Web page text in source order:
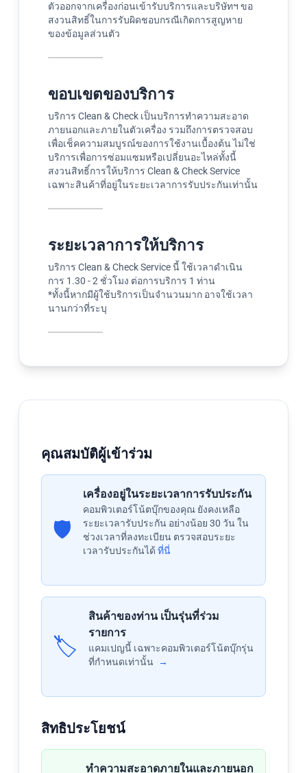
ตัวออกจากเครื่องก่อนเข้ารับบริการและบริษัทฯ ขอ
สงวนสิทธิ์ในการรับผิดชอบกรณีเกิดการสูญหาย
ของข้อมูลส่วนตัว
ขอบเขตของบริการ
บริการ Clean & Check เป็นบริการทำความสะอาด
ภายนอกและภายในตัวเครื่อง รวมถึงการตรวจสอบ
เพื่อเช็คความสมบูรณ์ของการใช้งานเบื้องต้น ไม่ใช่
บริการเพื่อการซ่อมแซมหรือเปลี่ยนอะไหล่​ ทั้งนี้
สงวนสิทธิ์การให้บริการ Clean & Check Service
เฉพาะสินค้าที่อยู่ในระยะเวลาการรับประกันเท่านั้น
ระยะเวลาการให้บริการ
บริการ Clean & Check Service นี้ ใช้เวลาดำเนิน
การ 1.30 - 2 ชั่วโมง ต่อการบริการ 1 ท่าน
*ทั้งนี้หากมีผู้ใช้บริการเป็นจำนวนมาก อาจใช้เวลา
นานกว่าที่ระบุ
คุณสมบัติผู้เข้าร่วม
🛡️
เครื่องอยู่ในระยะเวลาการรับประกัน
คอมพิวเตอร์โน้ตบุ๊กของคุณ ยังคงเหลือ
ระยะเวลารับประกัน อย่างน้อย 30 วัน ใน
ช่วงเวลาที่ลงทะเบียน ตรวจสอบระยะ
เวลารับประกันได้ที่นี่
🏷️
สินค้าของท่าน เป็นรุ่นที่ร่วม
รายการ
แคมเปญนี้ เฉพาะคอมพิวเตอร์โน้ตบุ๊กรุ่น
ที่กำหนดเท่านั้น
→
สิทธิประโยชน์
ทำความสะอาดภายในและภายนอก